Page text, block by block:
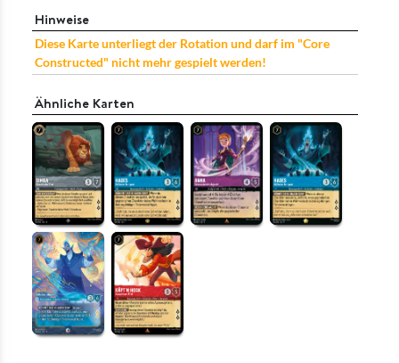
Hinweise
Diese Karte unterliegt der Rotation und darf im "Core
Constructed" nicht mehr gespielt werden!
Ähnliche Karten